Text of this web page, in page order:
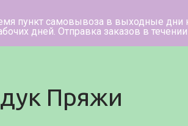
самовывоза в
дней. Отправка
Пряжи